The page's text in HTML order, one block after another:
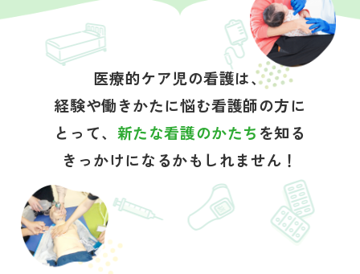
医療的ケア児の看護は、
経験や働きかたに悩む看護師の方に
とって、 新たな看護のかたち を知る
きっかけになるかもしれません！